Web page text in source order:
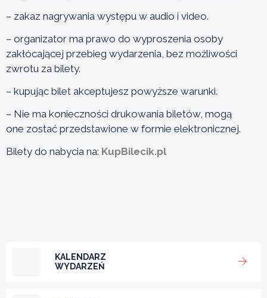
– zakaz nagrywania występu w audio i video.
– organizator ma prawo do wyproszenia osoby
zakłócającej przebieg wydarzenia, bez możliwości
zwrotu za bilety.
– kupując bilet akceptujesz powyższe warunki.
– Nie ma konieczności drukowania biletów, mogą
one zostać przedstawione w formie elektronicznej.
Bilety do nabycia na: KupBilecik.pl
KALENDARZ
WYDARZEŃ